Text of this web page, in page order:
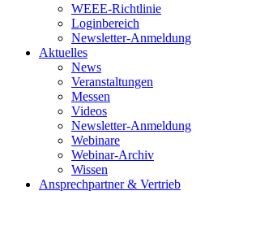
WEEE-Richtlinie
Loginbereich
Newsletter-Anmeldung
Aktuelles
News
Veranstaltungen
Messen
Videos
Newsletter-Anmeldung
Webinare
Webinar-Archiv
Wissen
Ansprechpartner & Vertrieb